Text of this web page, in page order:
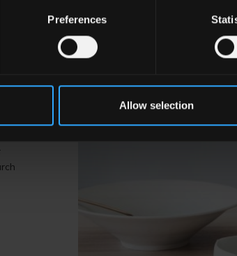
Preferences
Allow selection